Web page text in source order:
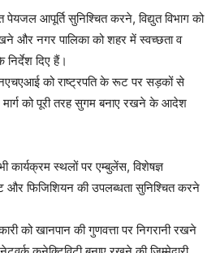
आपूर्ति सुनिश्चित करने, विद्युत विभाग को
और नगर पालिका को शहर में स्वच्छता व
दिए हैं।
को राष्ट्रपति के रूट पर सड़कों से
को पूरी तरह सुगम बनाए रखने के आदेश
कार्यक्रम स्थलों पर एम्बुलेंस, विशेषज्ञ
और फिजिशियन की उपलब्धता सुनिश्चित करने
को खानपान की गुणवत्ता पर निगरानी रखने